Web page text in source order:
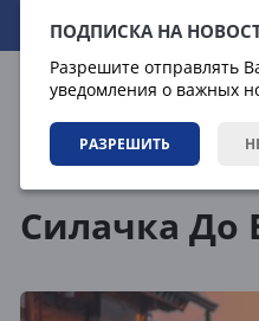
ПОДПИСКА НА
Разрешите отправлять
уведомления о важных
РАЗРЕШИТЬ
10.08.2026 15:29:31
Силачка До